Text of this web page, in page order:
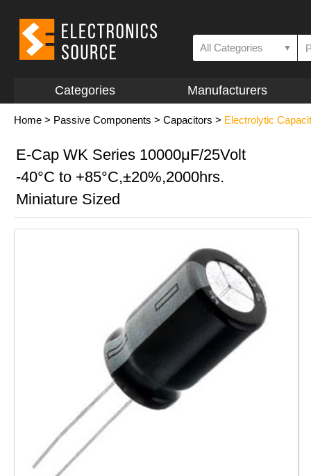
All Categories ▼
Categories Manufacturers
Home > Passive Components > Capacitors > Electrolytic
E-Cap WK Series 10000μF/25Volt
-40°C to +85°C,±20%,2000hrs.
Miniature Sized